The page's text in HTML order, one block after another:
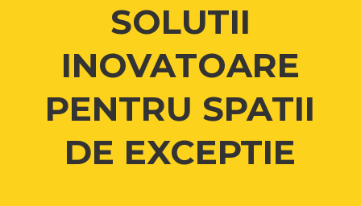
SOLUTII
INOVATOARE
PENTRU SPATII
DE EXCEPTIE